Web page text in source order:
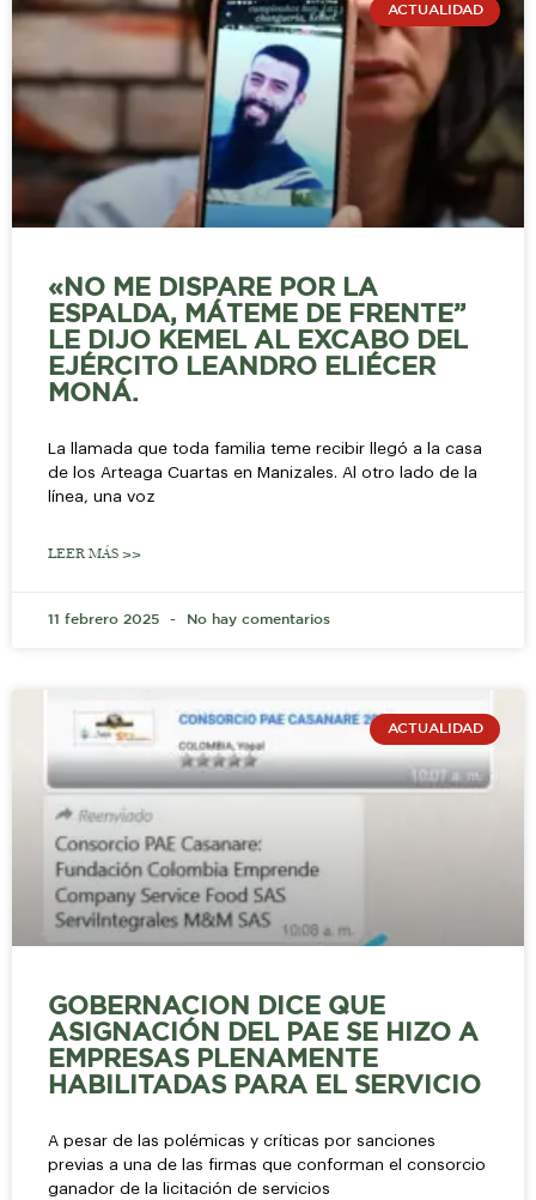
ACTUALIDAD
«NO ME DISPARE POR LA
ESPALDA, MÁTEME DE FRENTE”
LE DIJO KEMEL AL EXCABO DEL
EJÉRCITO LEANDRO ELIÉCER
MONÁ.
La llamada que toda familia teme recibir llegó a la casa
de los Arteaga Cuartas en Manizales. Al otro lado de la
línea, una voz
LEER MÁS >>
11 febrero 2025 No hay comentarios
ACTUALIDAD
GOBERNACION DICE QUE
ASIGNACIÓN DEL PAE SE HIZO A
EMPRESAS PLENAMENTE
HABILITADAS PARA EL SERVICIO
A pesar de las polémicas y críticas por sanciones
previas a una de las firmas que conforman el consorcio
ganador de la licitación de servicios